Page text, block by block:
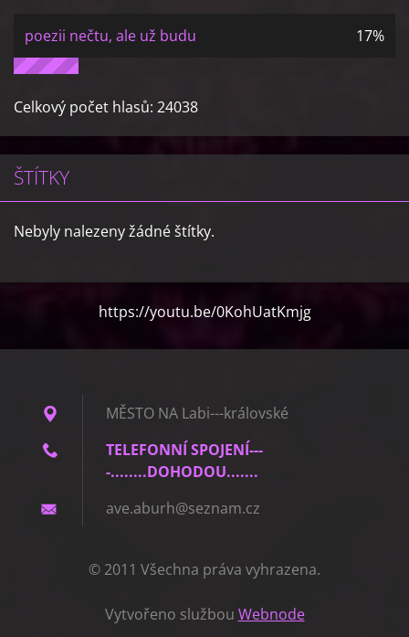
poezii nečtu, ale už budu 17%
Celkový počet hlasů: 24038
ŠTÍTKY
Nebyly nalezeny žádné štítky.
https://youtu.be/0KohUatKmjg
MĚSTO NA Labi---královské
TELEFONNÍ SPOJENÍ---
-........DOHODOU.......
ave.aburh@seznam.cz
© 2011 Všechna práva vyhrazena.
Vytvořeno službou Webnode